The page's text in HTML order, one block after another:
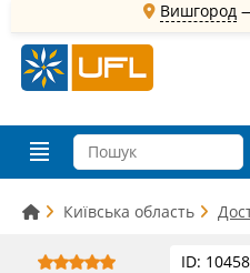
Вишгород
Київська область
ID: